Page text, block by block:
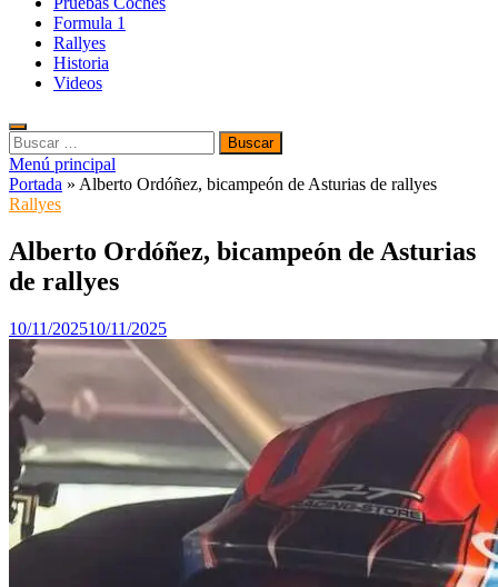
Formula 1
Rallyes
Historia
Videos
Buscar:
Menú principal
Portada » Alberto Ordóñez, bicampeón de Asturias de rallyes
Rallyes
Alberto Ordóñez, bicampeón de Asturias
de rallyes
10/11/202510/11/2025